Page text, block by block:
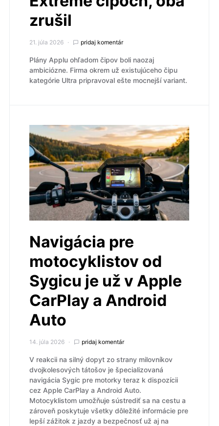
zrušil
21. júla 2026 pridaj komentár
Plány Applu ohľadom čipov boli naozaj
ambiciózne. Firma okrem už existujúceho čipu
kategórie Ultra pripravoval ešte mocnejší variant.
Navigácia pre
motocyklistov od
Sygicu je už v Apple
CarPlay a Android
Auto
14. júla 2026 pridaj komentár
V reakcii na silný dopyt zo strany milovníkov
dvojkolesových tátošov je špecializovaná
navigácia Sygic pre motorky teraz k dispozícii
cez Apple CarPlay a Android Auto.
Motocyklistom umožňuje sústrediť sa na cestu a
zároveň poskytuje všetky dôležité informácie pre
lepší zážitok z jazdy a bezpečnosť už aj na